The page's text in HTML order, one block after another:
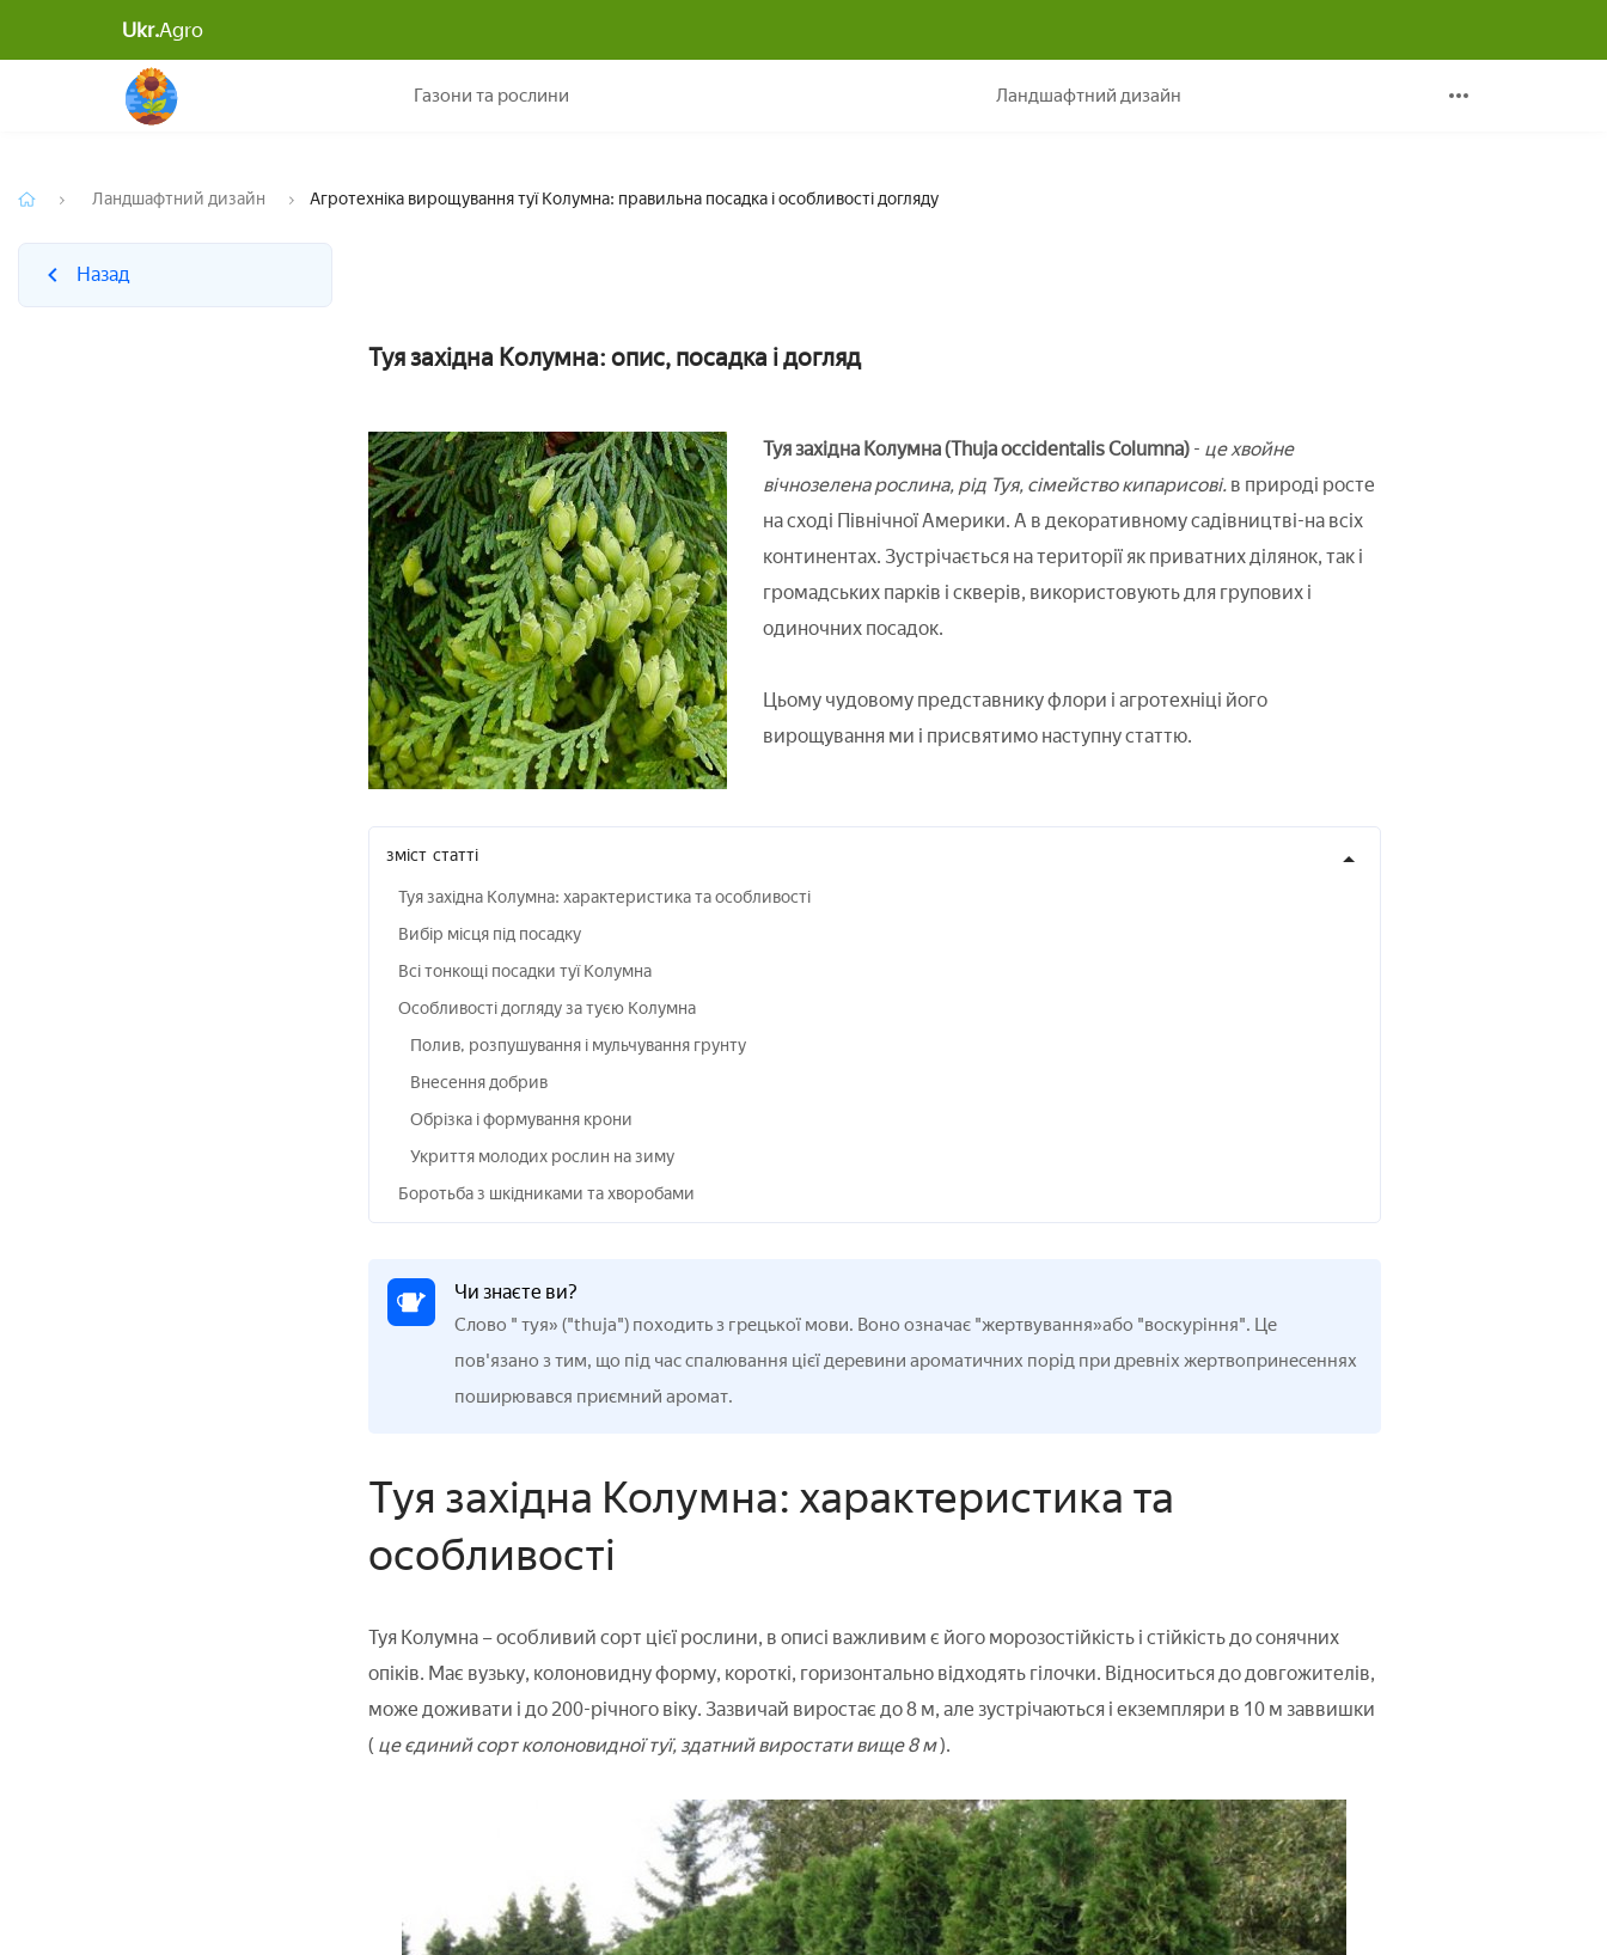
Ukr.Agro
Газони та рослини Ландшафтний дизайн
Назад
Ландшафтний дизайн Агротехніка вирощування туї Колумна: правильна посадка і особливості догляду
Назад
Туя західна Колумна: опис, посадка і догляд
Туя західна Колумна (Thuja occidentalis Columna) - це хвойне
вічнозелена рослина, рід Туя, сімейство кипарисові. в природі росте
на сході Північної Америки. А в декоративному садівництві-на всіх
континентах. Зустрічається на території як приватних ділянок, так і
громадських парків і скверів, використовують для групових і
одиночних посадок.
Цьому чудовому представнику флори і агротехніці його
вирощування ми і присвятимо наступну статтю.
зміст статті
Туя західна Колумна: характеристика та особливості
Вибір місця під посадку
Всі тонкощі посадки туї Колумна
Особливості догляду за туєю Колумна
Полив, розпушування і мульчування грунту
Внесення добрив
Обрізка і формування крони
Укриття молодих рослин на зиму
Боротьба з шкідниками та хворобами
Чи знаєте ви?
Слово " туя» ("thuja") походить з грецької мови. Воно означає "жертвування»або "воскуріння". Це
пов'язано з тим, що під час спалювання цієї деревини ароматичних порід при древніх жертвопринесеннях
поширювався приємний аромат.
Туя західна Колумна: характеристика та
особливості
Туя Колумна – особливий сорт цієї рослини, в описі важливим є його морозостійкість і стійкість до сонячних
опіків. Має вузьку, колоновидну форму, короткі, горизонтально відходять гілочки. Відноситься до довгожителів,
може доживати і до 200-річного віку. Зазвичай виростає до 8 м, але зустрічаються і екземпляри в 10 м заввишки
( це єдиний сорт колоновидної туї, здатний виростати вище 8 м).